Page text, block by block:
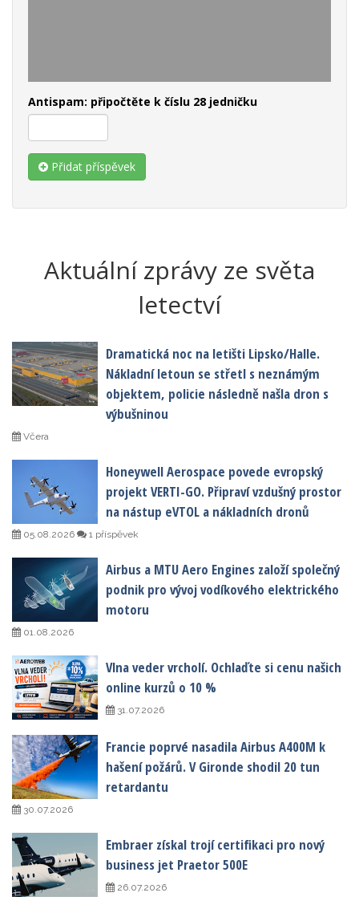
Antispam: připočtěte k číslu 28 jedničku
Přidat příspěvek
Aktuální zprávy ze světa
letectví
Dramatická noc na letišti Lipsko/Halle.
Nákladní letoun se střetl s neznámým
objektem, policie následně našla dron s
výbušninou
Včera
Honeywell Aerospace povede evropský
projekt VERTI-GO. Připraví vzdušný prostor
na nástup eVTOL a nákladních dronů
05.08.2026 1 příspěvek
Airbus a MTU Aero Engines založí společný
podnik pro vývoj vodíkového elektrického
motoru
01.08.2026
Vlna veder vrcholí. Ochlaďte si cenu našich
online kurzů o 10 %
31.07.2026
Francie poprvé nasadila Airbus A400M k
hašení požárů. V Gironde shodil 20 tun
retardantu
30.07.2026
Embraer získal trojí certifikaci pro nový
business jet Praetor 500E
26.07.2026